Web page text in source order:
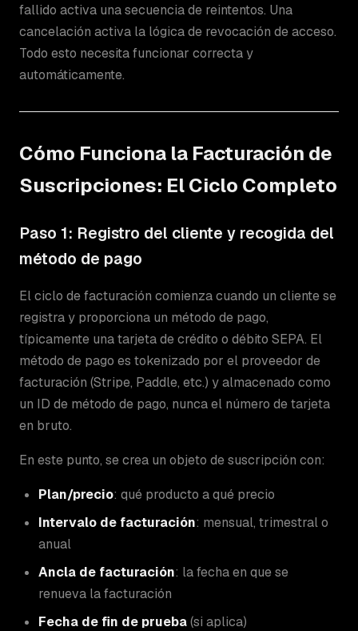
fallido activa una secuencia de reintentos. Una
cancelación activa la lógica de revocación de acceso.
Todo esto necesita funcionar correcta y
automáticamente.
Cómo Funciona la Facturación de
Suscripciones: El Ciclo Completo
Paso 1: Registro del cliente y recogida del
método de pago
El ciclo de facturación comienza cuando un cliente se
registra y proporciona un método de pago,
típicamente una tarjeta de crédito o débito SEPA. El
método de pago es tokenizado por el proveedor de
facturación (Stripe, Paddle, etc.) y almacenado como
un ID de método de pago, nunca el número de tarjeta
en bruto.
En este punto, se crea un objeto de suscripción con:
Plan/precio: qué producto a qué precio
Intervalo de facturación: mensual, trimestral o
anual
Ancla de facturación: la fecha en que se
renueva la facturación
Fecha de fin de prueba(si aplica)